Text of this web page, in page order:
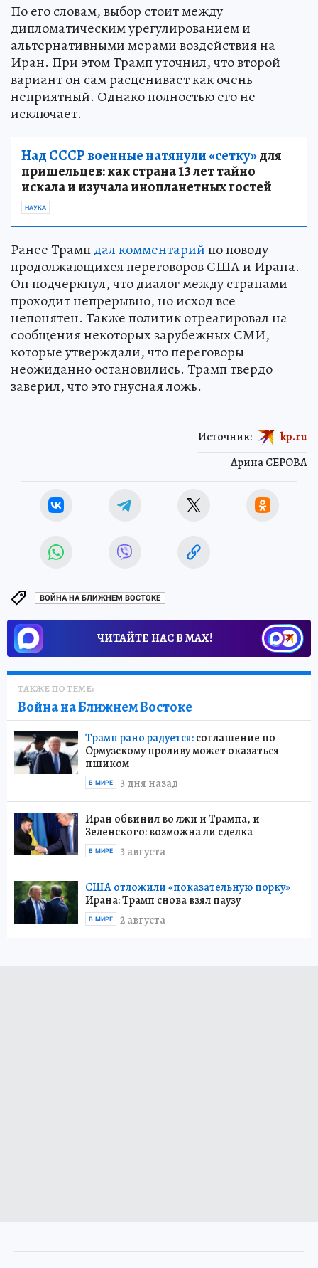
По его словам, выбор стоит между
дипломатическим урегулированием и
альтернативными мерами воздействия на
Иран. При этом Трамп уточнил, что второй
вариант он сам расценивает как очень
неприятный. Однако полностью его не
исключает.
Над СССР военные натянули «сетку»для
пришельцев: как страна 13 лет тайно
искала и изучала инопланетных гостей
НАУКА
Ранее Трампдал комментарийпо поводу
продолжающихся переговоров США и Ирана.
Он подчеркнул, что диалог между странами
проходит непрерывно, но исход все
непонятен. Также политик отреагировал на
сообщения некоторых зарубежных СМИ,
которые утверждали, что переговоры
неожиданно остановились. Трамп твердо
заверил, что это гнусная ложь.
Арина СЕРОВА
Источник: kp.ru
ВОЙНА НА БЛИЖНЕМ ВОСТОКЕ
ЧИТАЙТЕ НАС В МАХ!
ТАКЖЕ ПО ТЕМЕ:
Война на Ближнем Востоке
Трамп рано радуется:соглашение по
Ормузскому проливу может оказаться
пшиком
3 дня назад
В МИРЕ
Иран обвинил во лжи и Трампа, и
Зеленского: возможна ли сделка
3 августа
В МИРЕ
США отложили «показательную порку»
Ирана: Трамп снова взял паузу
2 августа
В МИРЕ